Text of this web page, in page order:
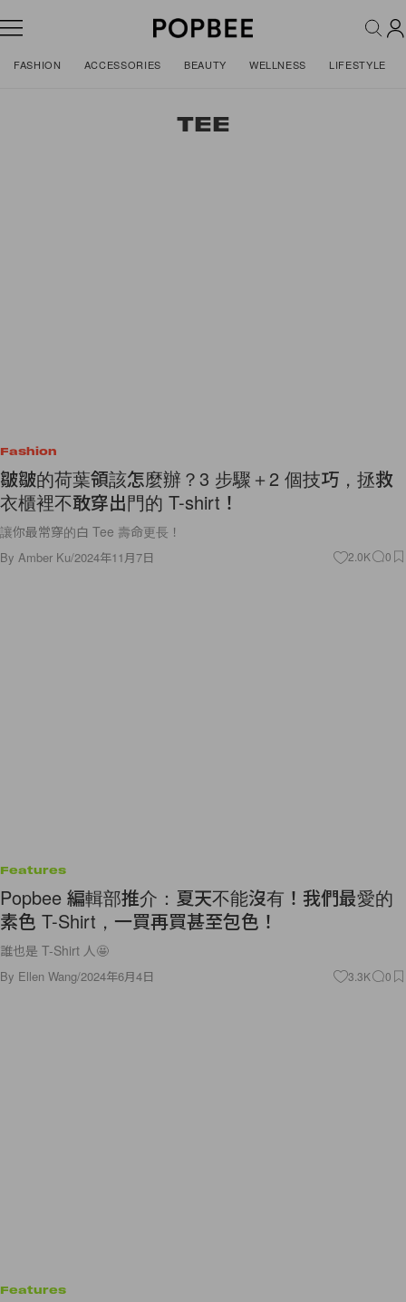
FASHION ACCESSORIES BEAUTY WELLNESS LIFESTYLE
TEE
Fashion
皺皺的荷葉領該怎麼辦？3 步驟＋2 個技巧，拯救
衣櫃裡不敢穿出門的 T-shirt！
讓你最常穿的白 Tee 壽命更長！
By Amber Ku/2024年11月7日 2.0K 0
Features
Popbee 編輯部推介：夏天不能沒有！我們最愛的
素色 T-Shirt，一買再買甚至包色！
誰也是 T-Shirt 人🤩
By Ellen Wang/2024年6月4日 3.3K 0
Features